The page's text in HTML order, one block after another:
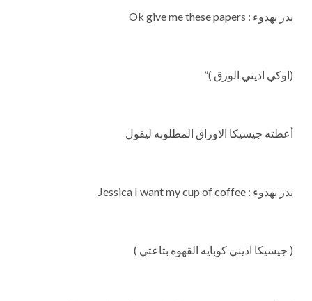
بدر بهدوء : Ok give me these papers
(اوكي اديني الورق )”
أعطته جيسيكا الاوراق المطلوبه ليقول
بدر بهدوء : Jessica I want my cup of coffee
( جيسيكا اديني كوبايه القهوه بتاعتي )